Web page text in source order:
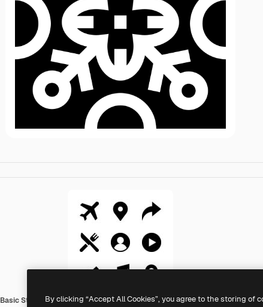
Basic Straight FilledBy clicking “Accept All Cookies”, you agree to the storing of